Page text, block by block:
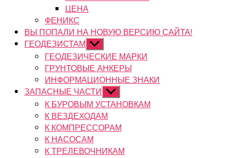
ЦЕНА
ФЕНИКС
ВЫ ПОПАЛИ НА НОВУЮ ВЕРСИЮ САЙТА!
ГЕОДЕЗИСТАМ Показывать
подменю
ГЕОДЕЗИЧЕСКИЕ МАРКИ
ГРУНТОВЫЕ АНКЕРЫ
ИНФОРМАЦИОННЫЕ ЗНАКИ
ЗАПАСНЫЕ ЧАСТИ Показывать
подменю
К БУРОВЫМ УСТАНОВКАМ
К ВЕЗДЕХОДАМ
К КОМПРЕССОРАМ
К НАСОСАМ
К ТРЕЛЕВОЧНИКАМ